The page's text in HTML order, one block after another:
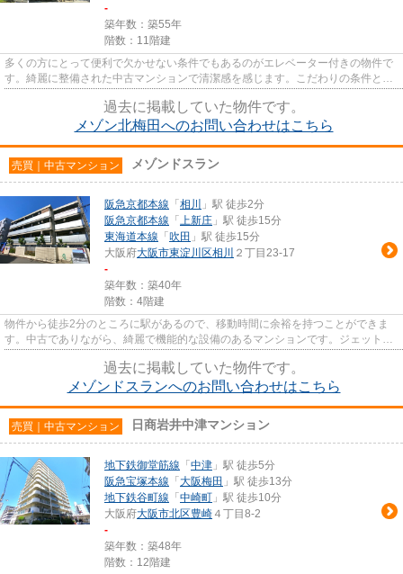
-
築年数：築55年
階数：11階建
多くの方にとって便利で欠かせない条件でもあるのがエレベーター付きの物件で
す。綺麗に整備された中古マンションで清潔感を感じます。こだわりの条件とし
過去に掲載していた物件です。
メゾン北梅田へのお問い合わせはこちら
売買｜中古マンション メゾンドスラン
阪急京都本線 「 相川
」駅 徒歩2分
阪急京都本線 「 上新庄 」駅 徒歩15分
東海道本線 「 吹田 」駅 徒歩15分
大阪府大阪市東淀川区相川 ２丁目23-17
-
築年数：築40年
階数：4階建
物件から徒歩2分のところに駅があるので、移動時間に余裕を持つことができま
す。中古でありながら、綺麗で機能的な設備のあるマンションです。ジェットシ
過去に掲載していた物件です。
メゾンドスランへのお問い合わせはこちら
売買｜中古マンション 日商岩井中津マンション
地下鉄御堂筋線 「 中津 」駅 徒歩5分
阪急宝塚本線 「 大阪梅田 」駅 徒歩13分
地下鉄谷町線 「 中崎町 」駅 徒歩10分
大阪府大阪市北区豊崎 ４丁目8-2
-
築年数：築48年
階数：12階建